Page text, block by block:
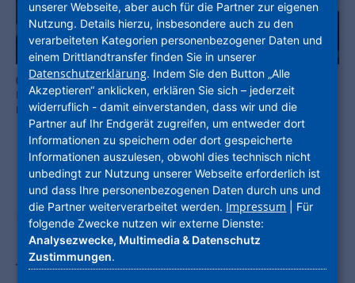
(v.l.): Andreas Kipp, Leiter Vertrieb und Marketing RENOWATE und
NHW-Projektleiter Sven Schubert diskutierten über die Chancen und
Herausforderungen der Seriellen Sanierung. Foto: NHW/ RENOWATE
Der L’Immo Podcast ist ein Thementalk
mit Experten der Immobilienbranche.
In der Folge „Serielle Sanierung – der
Turbo für den klimaneutralen
unserer Webseite, aber auch für die Partner zur eigenen
Nutzung. Details hierzu, insbesondere auch zu den
verarbeiteten Kategorien personenbezogener Daten und
einem Drittlandtransfer finden Sie in unserer
Datenschutzerklärung. Indem Sie den Button „Alle
Akzeptieren“ anklicken, erklären Sie sich – jederzeit
widerruflich - damit einverstanden, dass wir und die
Partner auf Ihr Endgerät zugreifen, um entweder dort
Informationen zu speichern oder dort gespeicherte
Informationen auszulesen, obwohl dies technisch nicht
unbedingt zur Nutzung unserer Webseite erforderlich ist
und dass Ihre personenbezogenen Daten durch uns und
die Partner weiterverarbeitet werden. Impressum | Für
folgende Zwecke nutzen wir externe Dienste:
Analysezwecke, Multimedia & Datenschutz
Zustimmungen.